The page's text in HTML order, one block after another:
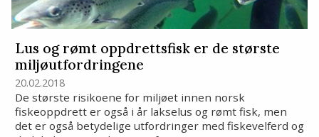
Lus og rømt oppdrettsfisk er de største
miljøutfordringene
20.02.2018
De største risikoene for miljøet innen norsk
fiskeoppdrett er også i år lakselus og rømt fisk, men
det er også betydelige utfordringer med fiskevelferd og